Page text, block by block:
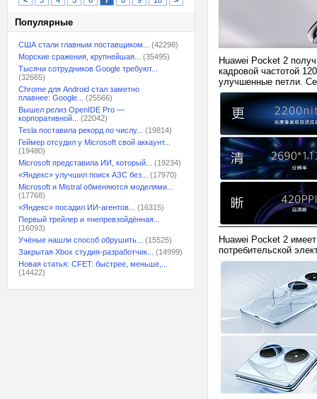
Популярные
США стали главным поставщиком...
(42298)
Морские сражения, крупнейшая...
(35495)
Тысячи сотрудников Google требуют...
(32665)
Chrome для Android стал заметно
плавнее: Google...
(25566)
Вышел релиз OpenIDE Pro —
корпоративной...
(22042)
Tesla поставила рекорд по числу...
(19814)
Геймер отсудил у Microsoft свой аккаунт...
(19480)
Microsoft представила ИИ, который...
(19234)
«Яндекс» улучшил поиск АЗС без...
(17970)
Microsoft и Mistral обменяются моделями...
(17768)
«Яндекс» посадил ИИ-агентов...
(16315)
Первый трейлер и «непревзойдённая...
(16093)
Учёные нашли способ обрушить...
(15525)
Закрытая Xbox студия-разработчик...
(14999)
Новая статья: CFET: быстрее, меньше,...
(14422)
Huawei Pocket 2
кадровой частотой
улучшенные петли.
Huawei Pocket 2
потребительской